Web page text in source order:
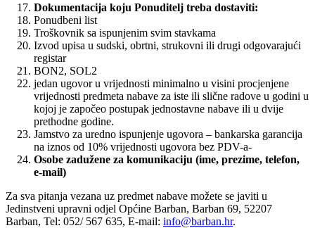
Dokumentacija koju Ponuditelj treba dostaviti:
Ponudbeni list
Troškovnik sa ispunjenim svim stavkama
Izvod upisa u sudski, obrtni, strukovni ili drugi odgovarajući
registar
BON2, SOL2
jedan ugovor u vrijednosti minimalno u visini procjenjene
vrijednosti predmeta nabave za iste ili slične radove u godini u
kojoj je započeo postupak jednostavne nabave ili u dvije
prethodne godine.
Jamstvo za uredno ispunjenje ugovora – bankarska garancija
na iznos od 10% vrijednosti ugovora bez PDV-a-
Osobe zadužene za komunikaciju (ime, prezime, telefon,
e-mail)
Za sva pitanja vezana uz predmet nabave možete se javiti u
Jedinstveni upravni odjel Općine Barban, Barban 69, 52207
Barban, Tel: 052/ 567 635, E-mail: info@barban.hr.